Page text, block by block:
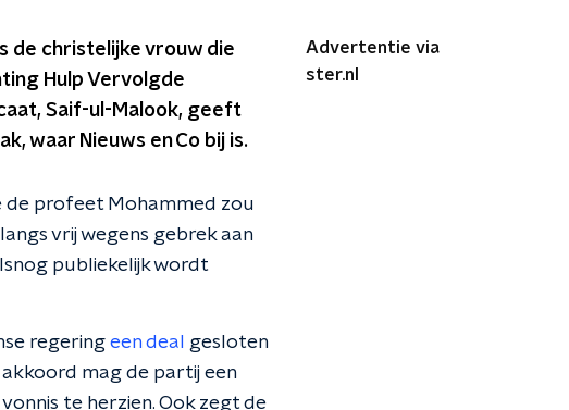
de christelijke vrouw die
Hulp Vervolgde
Saif-ul-Malook, geeft
waar Nieuws en Co bij is.
de profeet Mohammed zou
vrij wegens gebrek aan
publiekelijk wordt
regering een deal
gesloten
mag de partij een
te herzien. Ook zegt de
Advertentie via
ster.nl